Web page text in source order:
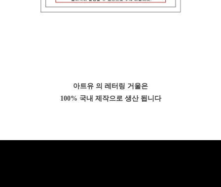
아트유 의 레터링 거울은
100% 국내 제작으로 생산 됩니다